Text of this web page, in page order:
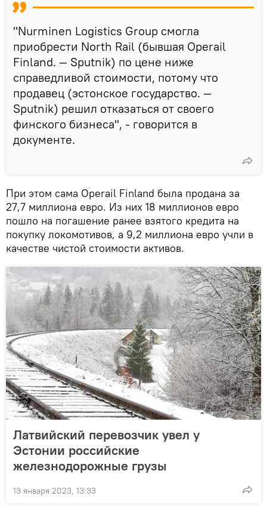
"Nurminen Logistics Group смогла
приобрести North Rail (бывшая Operail
Finland. — Sputnik) по цене ниже
справедливой стоимости, потому что
продавец (эстонское государство. —
Sputnik) решил отказаться от своего
финского бизнеса", - говорится в
документе.
При этом сама Operail Finland была продана за
27,7 миллиона евро. Из них 18 миллионов евро
пошло на погашение ранее взятого кредита на
покупку локомотивов, а 9,2 миллиона евро учли в
качестве чистой стоимости активов.
Латвийский перевозчик увел у
Эстонии российские
железнодорожные грузы
13 января 2023, 13:33